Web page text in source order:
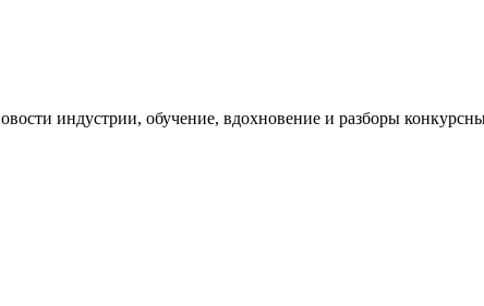
индустрии, обучение, вдохновение и разборы